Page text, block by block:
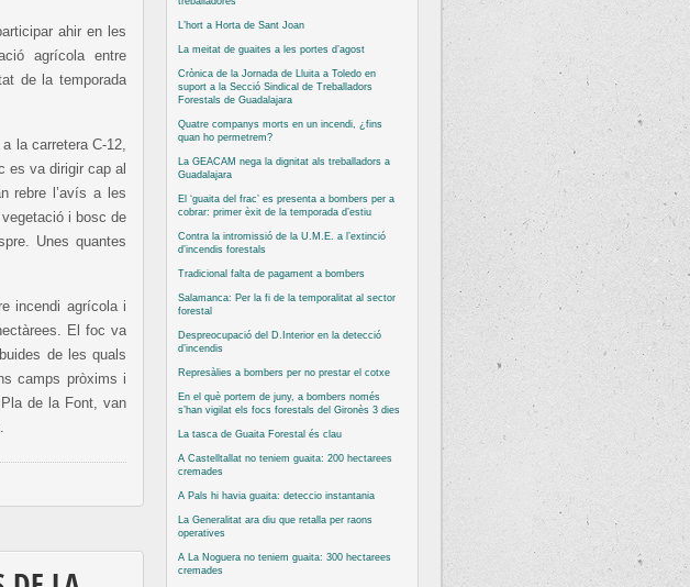
ahir en les
agrícola entre
de la temporada
la carretera C-12,
es va dirigir cap al
rebre l’avís a les
i bosc de
Unes quantes
incendi agrícola i
El foc va
de les quals
camps pròxims i
de la Font, van
L’hort a Horta de Sant Joan
La meitat de guaites a les portes d’agost
Crònica de la Jornada de Lluita a Toledo en
suport a la Secció Sindical de Treballadors
Forestals de Guadalajara
Quatre companys morts en un incendi, ¿fins
quan ho permetrem?
La GEACAM nega la dignitat als treballadors a
Guadalajara
El ‘guaita del frac’ es presenta a bombers per a
cobrar: primer èxit de la temporada d’estiu
Contra la intromissió de la U.M.E. a l’extinció
d’incendis forestals
Tradicional falta de pagament a bombers
Salamanca: Per la fi de la temporalitat al sector
forestal
Despreocupació del D.Interior en la detecció
d’incendis
Represàlies a bombers per no prestar el cotxe
En el què portem de juny, a bombers només
s’han vigilat els focs forestals del Gironès 3 dies
La tasca de Guaita Forestal és clau
A Castelltallat no teniem guaita: 200 hectarees
cremades
A Pals hi havia guaita: deteccio instantania
La Generalitat ara diu que retalla per raons
operatives
A La Noguera no teniem guaita: 300 hectarees
cremades